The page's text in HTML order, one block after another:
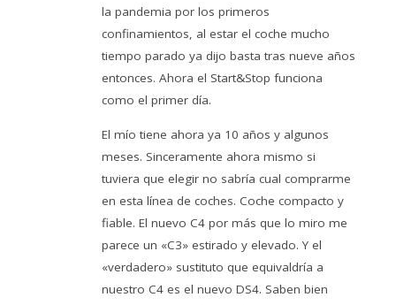
la pandemia por los primeros
confinamientos, al estar el coche mucho
tiempo parado ya dijo basta tras nueve años
entonces. Ahora el Start&Stop funciona
como el primer día.
El mío tiene ahora ya 10 años y algunos
meses. Sinceramente ahora mismo si
tuviera que elegir no sabría cual comprarme
en esta línea de coches. Coche compacto y
fiable. El nuevo C4 por más que lo miro me
parece un «C3» estirado y elevado. Y el
«verdadero» sustituto que equivaldría a
nuestro C4 es el nuevo DS4. Saben bien